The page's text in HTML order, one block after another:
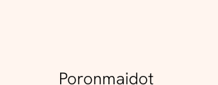
Poronmaidot